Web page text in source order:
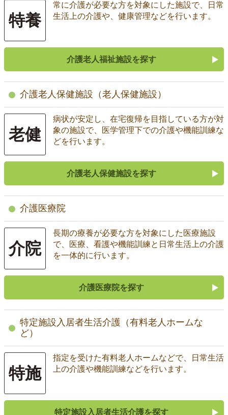
特養
常に介護が必要な方を対象にした施設で、日常
生活上の介護や、健康管理などを行います。
介護老人福祉施設を探す
介護老人保健施設（老人保健施設）
老健
病状が安定し、在宅復帰を目指している方が対
象の施設で、医学管理下での介護や機能訓練な
どを行います。
介護老人保健施設を探す
介護医療院
介院
長期の療養が必要な方を対象にした医療施設
で、医療、看護や機能訓練と日常生活上の介護
を一体的に行います。
介護医療院を探す
特定施設入居者生活介護（有料老人ホームな
ど）
特施
指定を受けた有料老人ホームなどで、日常生活
上の介護や機能訓練などを行います。
特定施設入居者生活介護を探す